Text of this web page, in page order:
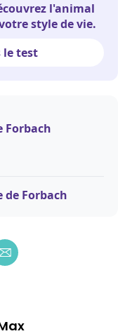
l'animal
style de vie.
le test
Forbach
de Forbach